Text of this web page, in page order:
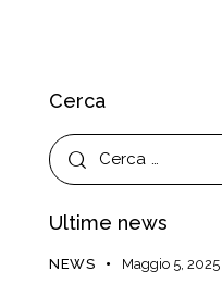
Cerca
Ultime news
NEWS Maggio 5, 2025